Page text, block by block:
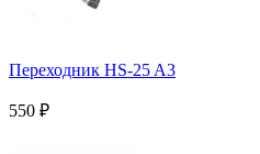
Переходник HS-25 A3
550 ₽